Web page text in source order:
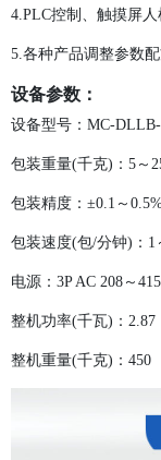
4.PLC控制、触摸屏
5.各种产品调整参数
设备参数：
设备型号：MC-
包装重量(千克)：5～
包装精度：±0.1～
包装速度(包/分钟)：1
电源：3P AC 208～
整机功率(千瓦)：2.87
整机重量(千克)：450